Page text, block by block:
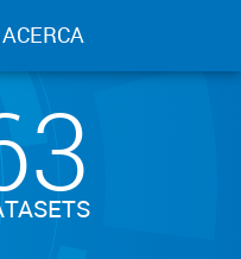
ACERCA